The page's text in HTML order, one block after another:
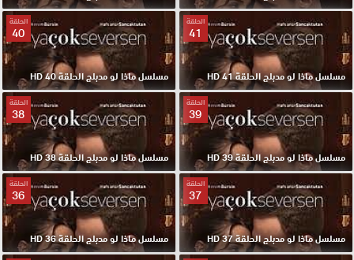
الحلقة
41
مسلسل ماذا لو مدبلج الحلقة 41 HD
الحلقة
40
مسلسل ماذا لو مدبلج الحلقة 40 HD
الحلقة
39
مسلسل ماذا لو مدبلج الحلقة 39 HD
الحلقة
38
مسلسل ماذا لو مدبلج الحلقة 38 HD
الحلقة
37
مسلسل ماذا لو مدبلج الحلقة 37 HD
الحلقة
36
مسلسل ماذا لو مدبلج الحلقة 36 HD